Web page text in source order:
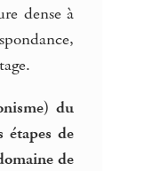
dense à
du
étapes de
de